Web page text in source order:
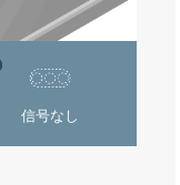
信号なし